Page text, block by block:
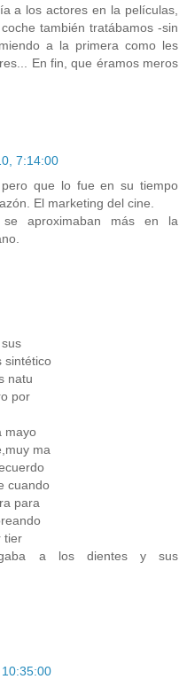
a los actores en la películas,
también tratábamos -sin
a la primera como les
En fin, que éramos meros
7:14:00
que lo fue en su tiempo
El marketing del cine.
se aproximaban más en la
sintético
natu
por
mayo
ma
cuando
para
tier
a los dientes y sus